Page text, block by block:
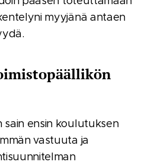
myyjänä antaen
ensin koulutuksen
vastuuta ja